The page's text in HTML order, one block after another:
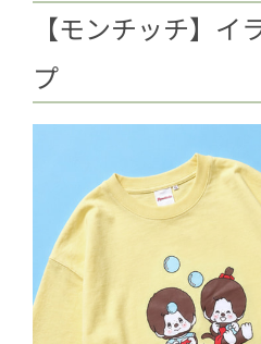
【モンチッチ】イ
プ